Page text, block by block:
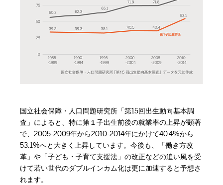
国立社会保障・人口問題研究所「第15回出生動向基本調
査」によると、特に第１子出生前後の就業率の上昇が顕著
で、2005-2009年から2010-2014年にかけて40.4%から
53.1%へと大きく上昇しています。今後も、「働き方改
革」や「子ども・子育て支援法」の改正などの追い風を受
けて若い世代のダブルインカム化は更に加速すると予想さ
れます。